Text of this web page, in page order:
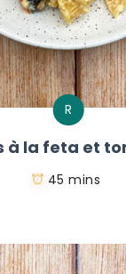
R
à la feta et
45 mins